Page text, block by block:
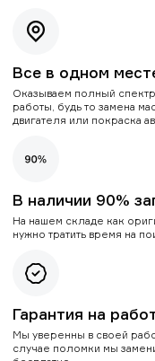
Все в одном
Оказываем полный
работы, будь то замена
двигателя или покраска
В наличии 90%
На нашем складе как
нужно тратить время на
Гарантия на
Мы уверенны в своей
случае поломки мы